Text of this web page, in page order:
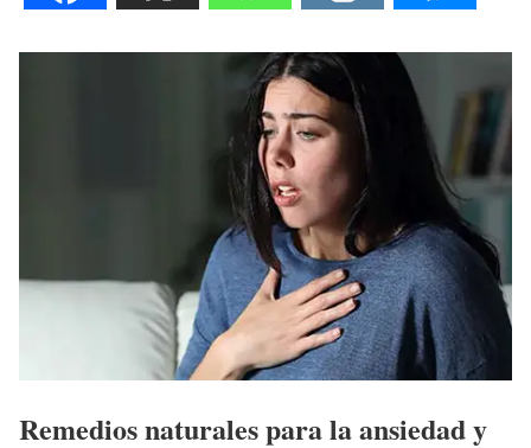
Remedios naturales para la ansiedad y